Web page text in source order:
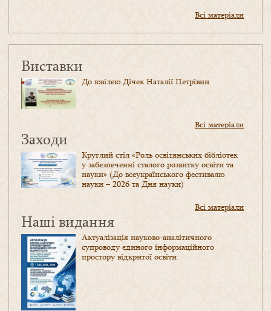
Всі матеріали
Виставки
До ювілею Дічек Наталії Петрівни
Всі матеріали
Заходи
Круглий стіл «Роль освітянських бібліотек
у забезпеченні сталого розвитку освіти та
науки» (До всеукраїнського фестивалю
науки – 2026 та Дня науки)
Всі матеріали
Наші видання
Актуалізація науково-аналітичного
супроводу єдиного інформаційного
простору відкритої освіти